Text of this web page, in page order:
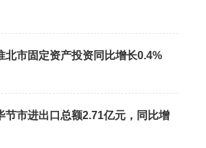
北市固定资产投资同比增长0.4%
节市进出口总额2.71亿元，同比增